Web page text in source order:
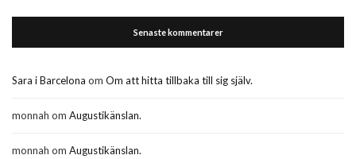
Senaste kommentarer
Sara i Barcelona om Om att hitta tillbaka till sig själv.
monnah om Augustikänslan.
monnah om Augustikänslan.